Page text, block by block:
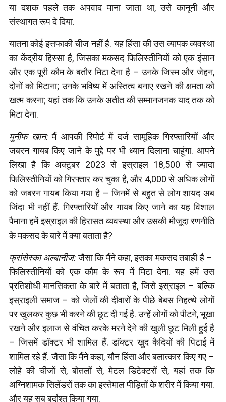
या दशक पहले तक अपवाद माना जाता था, उसे कानूनी और
संस्थागत रूप दे दिया.
यातना कोई इत्तफाकी चीज नहीं है. यह हिंसा की उस व्यापक व्यवस्था
का केंद्रीय हिस्सा है, जिसका मकसद फिलिस्तीनियों को एक इंसान
और एक पूरी कौम के बतौर मिटा देना है – उनके जिस्म और जेहन,
दोनों को मिटाना; उनके भविष्य में अस्तित्व बनाए रखने की क्षमता को
खत्म करना; यहां तक कि उनके अतीत की सम्मानजनक याद तक को
मिटा देना.
मुनीफ खान:मैं आपकी रिपोर्ट में दर्ज सामूहिक गिरफ्तारियों और
जबरन गायब किए जाने के मुद्दे पर भी ध्यान दिलाना चाहूंगा. आपने
लिखा है कि अक्टूबर 2023 से इस्राइल 18,500 से ज्यादा
फिलिस्तीनियों को गिरफ्तार कर चुका है, और 4,000 से अधिक लोगों
को जबरन गायब किया गया है – जिनमें से बहुत से लोग शायद अब
जिंदा भी नहीं हैं. गिरफ्तारियों और गायब किए जाने का यह विशाल
पैमाना हमें इस्राइल की हिरासत व्यवस्था और उसकी मौजूदा रणनीति
के मकसद के बारे में क्या बताता है?
फ्रांसेस्का अल्बानीज:जैसा कि मैंने कहा, इसका मकसद तबाही है –
फिलिस्तीनियों को एक कौम के रूप में मिटा देना. यह हमें उस
प्रतिशोधी मानसिकता के बारे में बताता है, जिसे इस्राइल – बल्कि
इस्राइली समाज – को जेलों की दीवारों के पीछे बेबस निहत्थे लोगों
पर खुलकर कुछ भी करने की छूट दी गई है. उन्हें लोगों को पीटने, भूखा
रखने और इलाज से वंचित करके मरने देने की खुली छूट मिली हुई है
– जिसमें डाॅक्टर भी शामिल हैं. डाॅक्टर खुद कैदियों की पिटाई में
शामिल रहे हैं. जैसा कि मैंने कहा, यौन हिंसा और बलात्कार किए गए –
लोहे की चीजों से, बोतलों से, मेटल डिटेक्टरों से, यहां तक कि
अग्निशामक सिलेंडरों तक का इस्तेमाल पीड़ितों के शरीर में किया गया.
और यह सब बर्दाश्त किया गया.